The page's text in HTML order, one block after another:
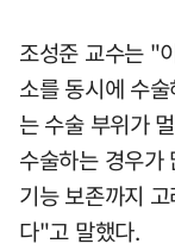
조성준 교수는 "
소를 동시에 수
는 수술 부위가
수술하는 경우
기능 보존까지
다"고 말했다.